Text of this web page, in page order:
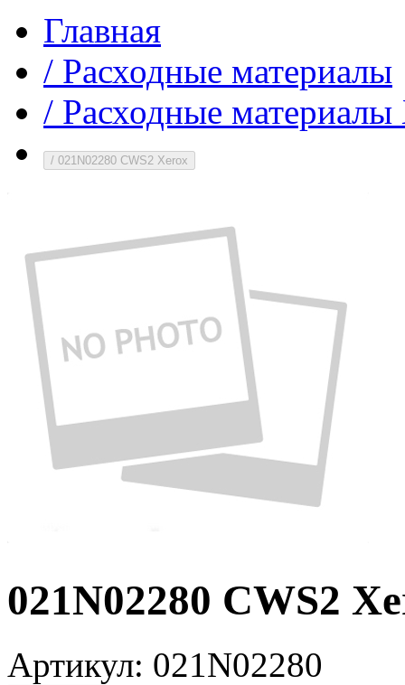
Главная
/ Расходные материалы
/ Расходные
/ 021N02280 CWS2 Xerox
021N02280 CWS2
Артикул: 021N02280